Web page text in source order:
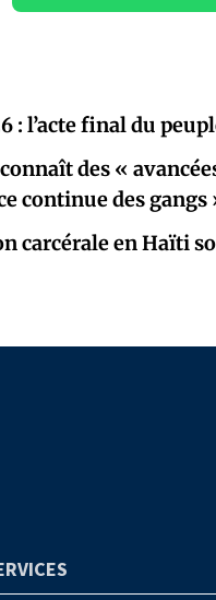
: l’acte final du
des «
continue des gangs
carcérale en Haïti